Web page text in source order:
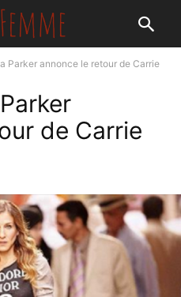
Parker annonce le retour de Carrie
de Carrie